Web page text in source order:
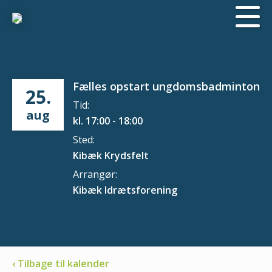
25.
aug
Fælles opstart ungdomsbadminton
Tid:
kl. 17:00 - 18:00
Sted:
Kibæk Krydsfelt
Arrangør:
Kibæk Idrætsforening
‹ Tilbage til kalender